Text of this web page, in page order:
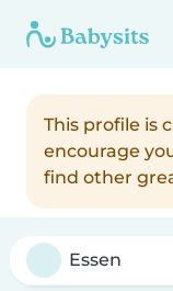
This profile is
encourage
find other